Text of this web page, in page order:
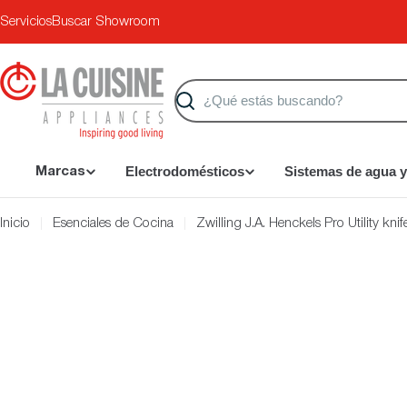
ServiciosBuscar Showroom
Buscar
Marcas Electrodomésticos Sistemas de agua
Inicio Esenciales de Cocina Zwilling J.A. Henckels Pro Utility